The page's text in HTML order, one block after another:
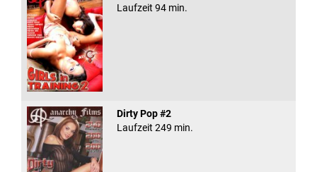
Laufzeit 94 min.
Dirty Pop #2
Laufzeit 249 min.